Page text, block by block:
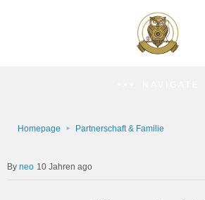
Homepage Partnerschaft & Familie
neo 10 Jahren ago